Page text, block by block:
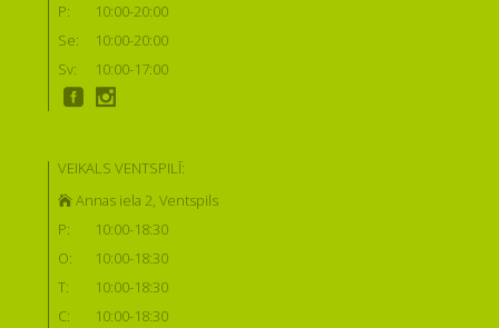
P:
10:00-20:00
Se:
10:00-20:00
Sv:
10:00-17:00
VEIKALS VENTSPILĪ:
Annas iela 2, Ventspils
P:
10:00-18:30
O:
10:00-18:30
T:
10:00-18:30
C:
10:00-18:30